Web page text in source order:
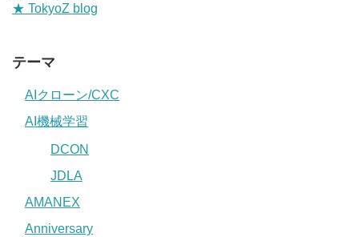
★ TokyoZ blog
テーマ
AIクローン/CXC
AI機械学習
DCON
JDLA
AMANEX
Anniversary